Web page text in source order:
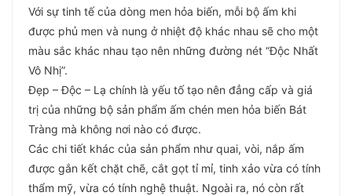
Với sự tinh tế của dòng men hỏa biến, mỗi bộ ấm khi
được phủ men và nung ở nhiệt độ khác nhau sẽ cho một
màu sắc khác nhau tạo nên những đường nét “Độc Nhất
Vô Nhị”.
Đẹp – Độc – Lạ chính là yếu tố tạo nên đẳng cấp và giá
trị của những bộ sản phẩm ấm chén men hỏa biến Bát
Tràng mà không nơi nào có được.
Các chi tiết khác của sản phẩm như quai, vòi, nắp ấm
được gắn kết chặt chẽ, cắt gọt tỉ mỉ, tinh xảo vừa có tính
thẩm mỹ, vừa có tính nghệ thuật. Ngoài ra, nó còn rất